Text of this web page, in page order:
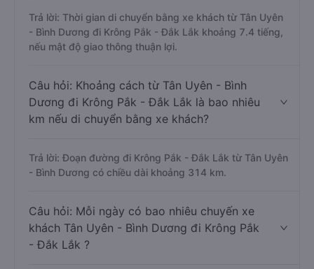
Trả lời: Thời gian di chuyển bằng xe khách từ Tân Uyên
- Bình Dương đi Krông Pắk - Đắk Lắk khoảng 7.4 tiếng,
nếu mật độ giao thông thuận lợi.
Câu hỏi: Khoảng cách từ Tân Uyên - Bình
Dương đi Krông Pắk - Đắk Lắk là bao nhiêu
km nếu di chuyển bằng xe khách?
Trả lời: Đoạn đường đi Krông Pắk - Đắk Lắk từ Tân Uyên
- Bình Dương có chiều dài khoảng 314 km.
Câu hỏi: Mỗi ngày có bao nhiêu chuyến xe
khách Tân Uyên - Bình Dương đi Krông Pắk
- Đắk Lắk ?